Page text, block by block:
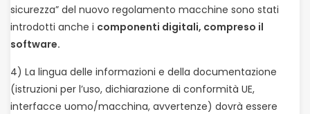
sicurezza” del nuovo regolamento macchine sono stati
introdotti anche i componenti digitali, compreso il
software.
4) La lingua delle informazioni e della documentazione
(istruzioni per l’uso, dichiarazione di conformità UE,
interfacce uomo/macchina, avvertenze) dovrà essere